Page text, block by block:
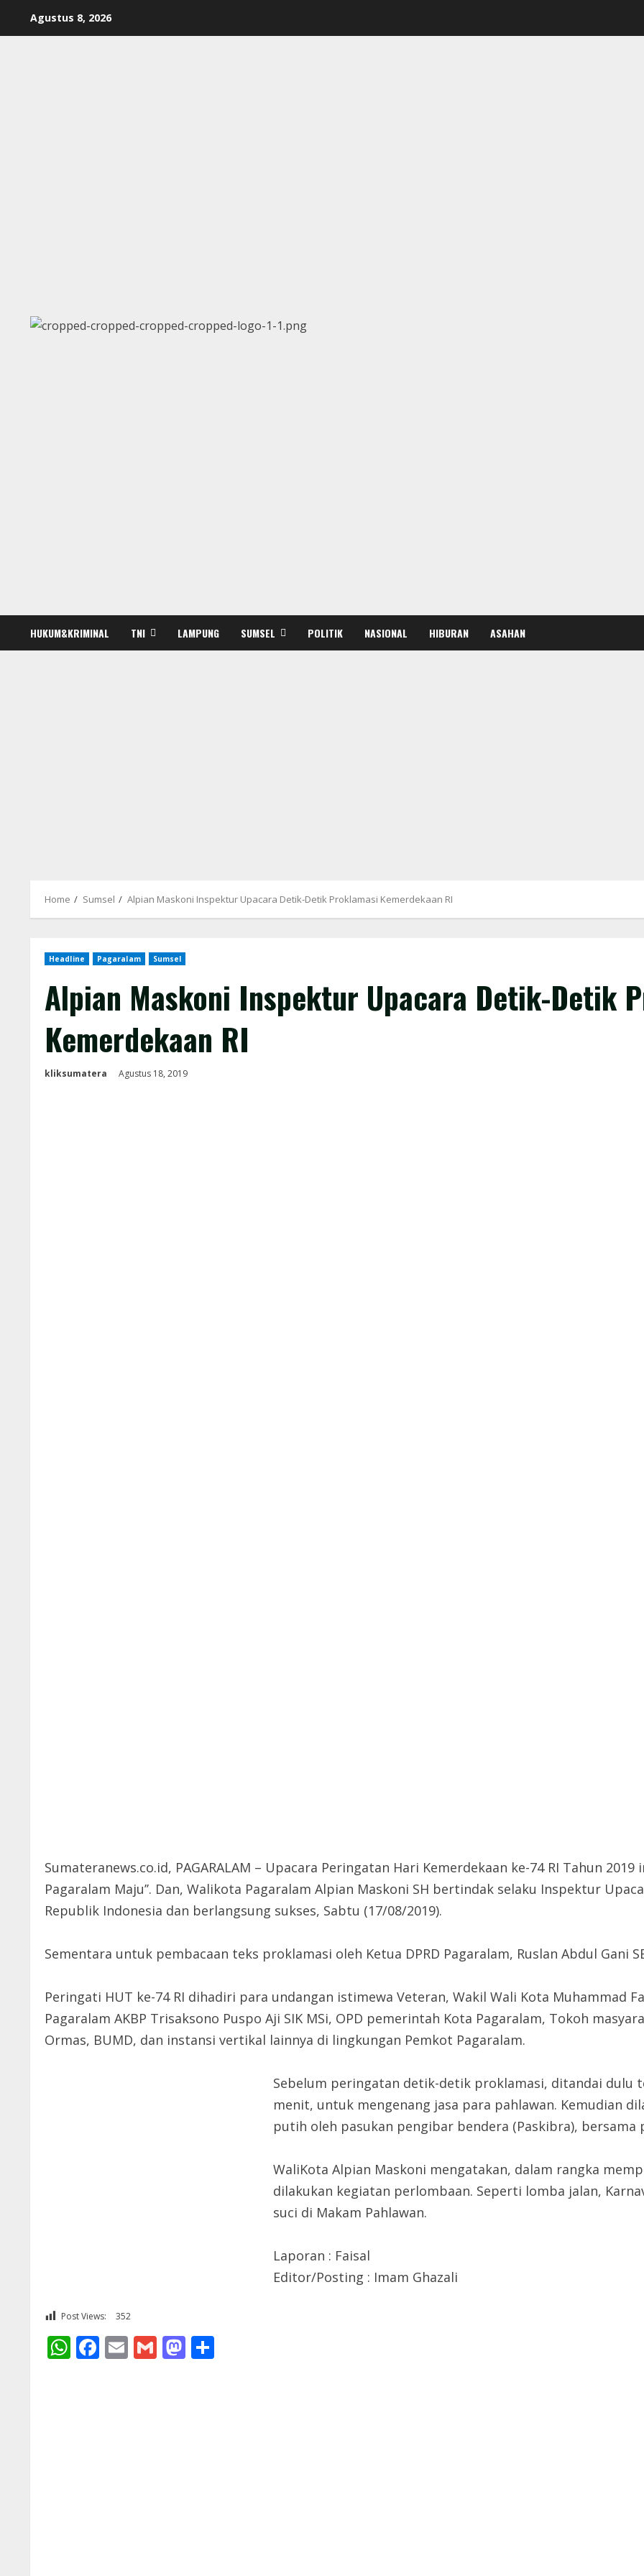
Agustus 8, 2026
HUKUM&KRIMINAL TNI LAMPUNG SUMSEL POLITIK NASIONAL HIBURAN ASAHAN
Home Sumsel Alpian Maskoni Inspektur Upacara Detik-Detik Proklamasi Kemerdekaan RI
Headline Pagaralam Sumsel
Alpian Maskoni Inspektur Upacara Detik-Detik
Kemerdekaan RI
kliksumatera Agustus 18, 2019
Sumateranews.co.id, PAGARALAM – Upacara Peringatan Hari Kemerdekaan ke-74 RI Tahun
Pagaralam Maju’’. Dan, Walikota Pagaralam Alpian Maskoni SH bertindak selaku Inspektur
Republik Indonesia dan berlangsung sukses, Sabtu (17/08/2019).
Sementara untuk pembacaan teks proklamasi oleh Ketua DPRD Pagaralam, Ruslan Abdul Gani
Peringati HUT ke-74 RI dihadiri para undangan istimewa Veteran, Wakil Wali Kota Muhammad
Pagaralam AKBP Trisaksono Puspo Aji SIK MSi, OPD pemerintah Kota Pagaralam, Tokoh
Ormas, BUMD, dan instansi vertikal lainnya di lingkungan Pemkot Pagaralam.
Sebelum peringatan detik-detik proklamasi, ditandai dulu
menit, untuk mengenang jasa para pahlawan. Kemudian
putih oleh pasukan pengibar bendera (Paskibra), bersama
WaliKota Alpian Maskoni mengatakan, dalam rangka
dilakukan kegiatan perlombaan. Seperti lomba jalan,
suci di Makam Pahlawan.
Laporan : Faisal
Editor/Posting : Imam Ghazali
Post Views: 352
WhatsApp
Facebook
EmailGmailMastodon